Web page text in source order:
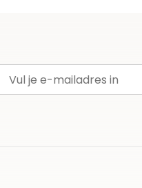
E-mailadres